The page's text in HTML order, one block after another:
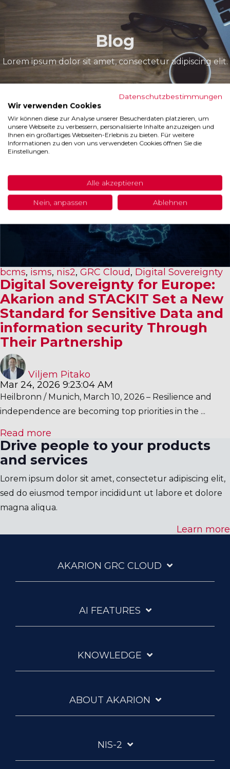
Blog
Lorem ipsum dolor sit amet, consectetur adipiscing elit.
bcms, isms, nis2, GRC Cloud, Digital Sovereignty
Digital Sovereignty for Europe:
Akarion and STACKIT Set a New
Standard for Sensitive Data and
information security Through
Their Partnership
Viljem Pitako
Mar 24, 2026 9:23:04 AM
Heilbronn / Munich, March 10, 2026 – Resilience and
independence are becoming top priorities in the ...
Read more
Drive people to your products
and services
Lorem ipsum dolor sit amet, consectetur adipiscing elit,
sed do eiusmod tempor incididunt ut labore et dolore
magna aliqua.
Learn more
AKARION GRC CLOUD
AI FEATURES
KNOWLEDGE
ABOUT AKARION
NIS-2
Datenschutzbestimmungen
Wir verwenden Cookies
Wir können diese zur Analyse unserer Besucherdaten platzieren, um
unsere Webseite zu verbessern, personalisierte Inhalte anzuzeigen und
Ihnen ein großartiges Webseiten-Erlebnis zu bieten. Für weitere
Informationen zu den von uns verwendeten Cookies öffnen Sie die
Einstellungen.
Alle akzeptieren
Nein, anpassen Ablehnen